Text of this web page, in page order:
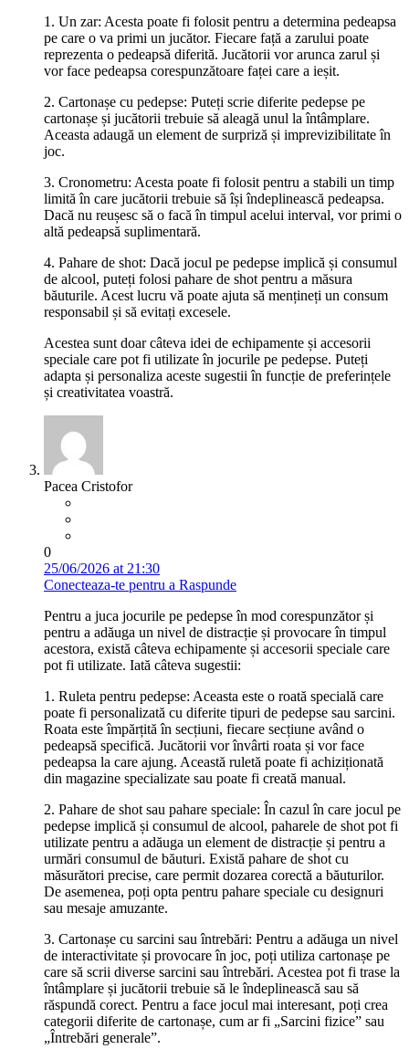
1. Un zar: Acesta poate fi folosit pentru a determina pedeapsa
pe care o va primi un jucător. Fiecare față a zarului poate
reprezenta o pedeapsă diferită. Jucătorii vor arunca zarul și
vor face pedeapsa corespunzătoare faței care a ieșit.
2. Cartonașe cu pedepse: Puteți scrie diferite pedepse pe
cartonașe și jucătorii trebuie să aleagă unul la întâmplare.
Aceasta adaugă un element de surpriză și imprevizibilitate în
joc.
3. Cronometru: Acesta poate fi folosit pentru a stabili un timp
limită în care jucătorii trebuie să își îndeplinească pedeapsa.
Dacă nu reușesc să o facă în timpul acelui interval, vor primi o
altă pedeapsă suplimentară.
4. Pahare de shot: Dacă jocul pe pedepse implică și consumul
de alcool, puteți folosi pahare de shot pentru a măsura
băuturile. Acest lucru vă poate ajuta să mențineți un consum
responsabil și să evitați excesele.
Acestea sunt doar câteva idei de echipamente și accesorii
speciale care pot fi utilizate în jocurile pe pedepse. Puteți
adapta și personaliza aceste sugestii în funcție de preferințele
și creativitatea voastră.
Pacea Cristofor
0
25/06/2026 at 21:30
Conecteaza-te pentru a Raspunde
Pentru a juca jocurile pe pedepse în mod corespunzător și
pentru a adăuga un nivel de distracție și provocare în timpul
acestora, există câteva echipamente și accesorii speciale care
pot fi utilizate. Iată câteva sugestii:
1. Ruleta pentru pedepse: Aceasta este o roată specială care
poate fi personalizată cu diferite tipuri de pedepse sau sarcini.
Roata este împărțită în secțiuni, fiecare secțiune având o
pedeapsă specifică. Jucătorii vor învârti roata și vor face
pedeapsa la care ajung. Această ruletă poate fi achiziționată
din magazine specializate sau poate fi creată manual.
2. Pahare de shot sau pahare speciale: În cazul în care jocul pe
pedepse implică și consumul de alcool, paharele de shot pot fi
utilizate pentru a adăuga un element de distracție și pentru a
urmări consumul de băuturi. Există pahare de shot cu
măsurători precise, care permit dozarea corectă a băuturilor.
De asemenea, poți opta pentru pahare speciale cu designuri
sau mesaje amuzante.
3. Cartonașe cu sarcini sau întrebări: Pentru a adăuga un nivel
de interactivitate și provocare în joc, poți utiliza cartonașe pe
care să scrii diverse sarcini sau întrebări. Acestea pot fi trase la
întâmplare și jucătorii trebuie să le îndeplinească sau să
răspundă corect. Pentru a face jocul mai interesant, poți crea
categorii diferite de cartonașe, cum ar fi „Sarcini fizice” sau
„Întrebări generale”.